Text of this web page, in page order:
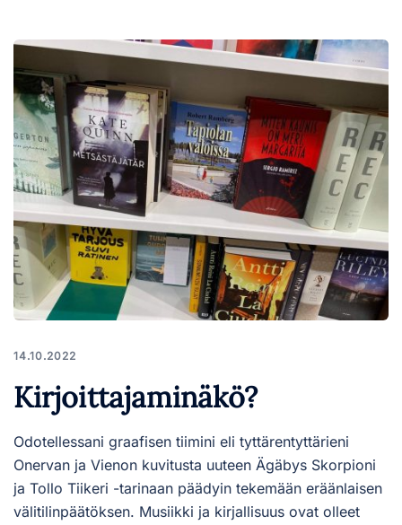
14.10.2022
Kirjoittajaminäkö?
Odotellessani graafisen tiimini eli tyttärentyttärieni
Onervan ja Vienon kuvitusta uuteen Ägäbys Skorpioni
ja Tollo Tiikeri -tarinaan päädyin tekemään eräänlaisen
välitilinpäätöksen. Musiikki ja kirjallisuus ovat olleet